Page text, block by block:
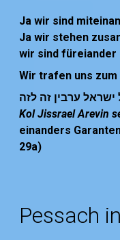
Ja wir sind
Ja wir stehen
wir sind füreiander
Wir trafen uns
ישראל ערבין זה לזה
Kol Jissrael Arevin
einanders
29a)
Pessach